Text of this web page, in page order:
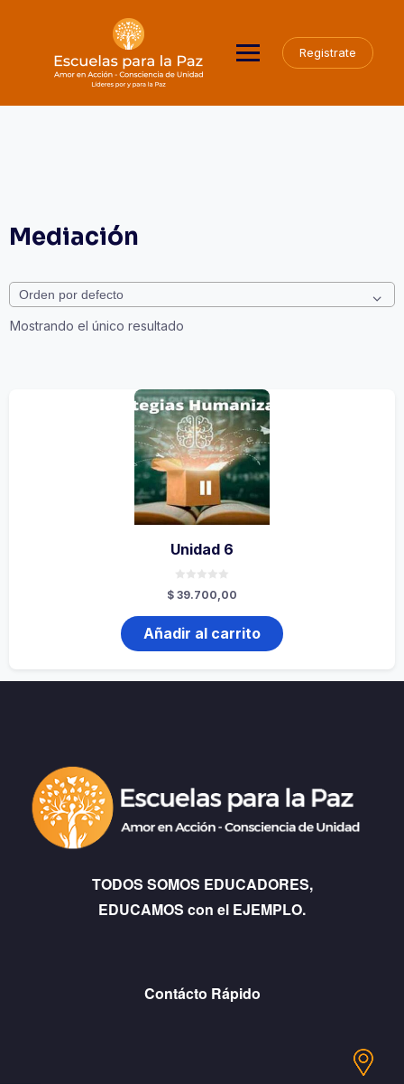
Registrate
Mediación
Mostrando el único resultado
Unidad 6
0
de
$ 39.700,00
Añadir al carrito
TODOS SOMOS EDUCADORES,
EDUCAMOS con el EJEMPLO.
Contácto Rápido